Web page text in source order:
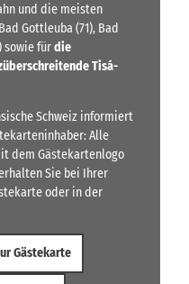
und die meisten
Gottleuba (71), Bad
sowie fürdie
Tisá-
Schweiz informiert
Alle
dem Gästekartenlogo
Sie bei Ihrer
oder in der
Gästekarte